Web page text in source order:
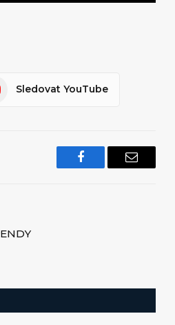
Sledovat YouTube
Facebook Email